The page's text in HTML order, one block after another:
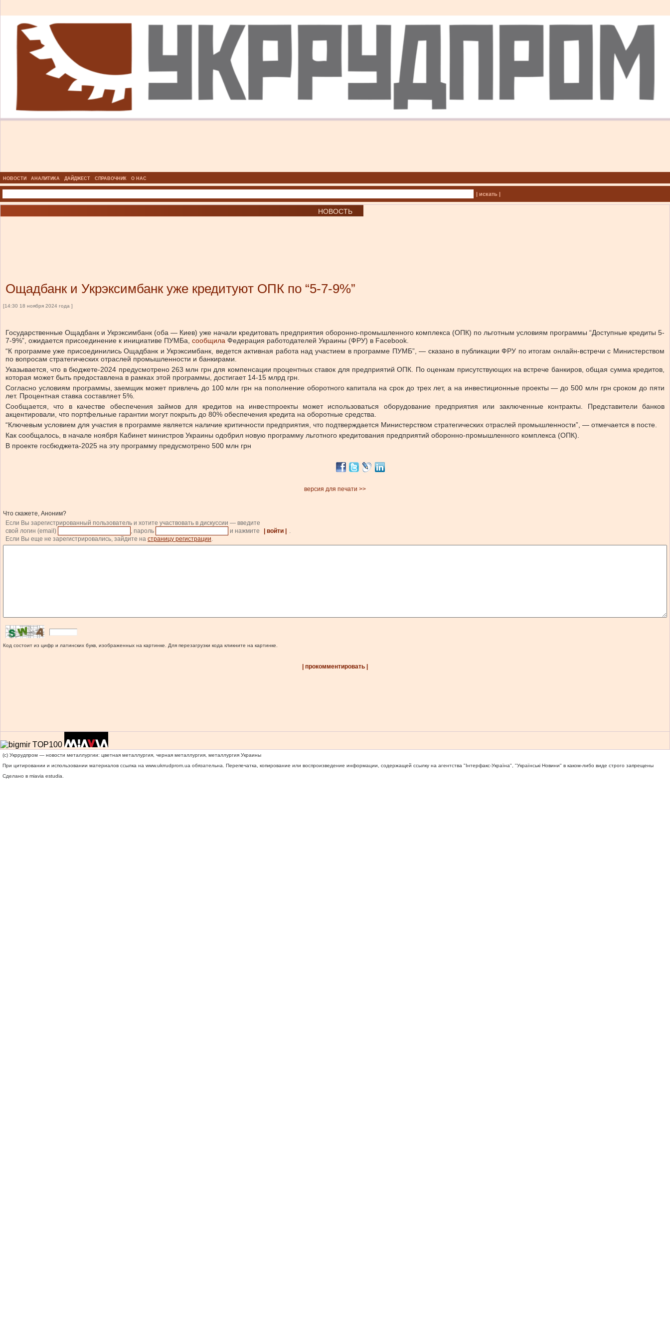
НОВОСТИ АНАЛИТИКА ДАЙДЖЕСТ СПРАВОЧНИК О НАС
| искать |
НОВОСТЬ
Ощадбанк и Укрэксимбанк уже кредитуют ОПК по “5-7-9%”
[14:30 18 ноября 2024 года ]
Государственные Ощадбанк и Укрэксимбанк (оба — Киев) уже начали кредитовать предприятия оборонно-промышленного комплекса (ОПК) по льготным условиям программы “Доступные кредиты 5-
7-9%”, ожидается присоединение к инициативе ПУМБа, сообщила Федерация работодателей Украины (ФРУ) в Facebook.
“К программе уже присоединились Ощадбанк и Укрэксимбанк, ведется активная работа над участием в программе ПУМБ”, — сказано в публикации ФРУ по итогам онлайн-встречи с Министерством
по вопросам стратегических отраслей промышленности и банкирами.
Указывается, что в бюджете-2024 предусмотрено 263 млн грн для компенсации процентных ставок для предприятий ОПК. По оценкам присутствующих на встрече банкиров, общая сумма кредитов,
которая может быть предоставлена в рамках этой программы, достигает 14-15 млрд грн.
Согласно условиям программы, заемщик может привлечь до 100 млн грн на пополнение оборотного капитала на срок до трех лет, а на инвестиционные проекты — до 500 млн грн сроком до пяти
лет. Процентная ставка составляет 5%.
Сообщается, что в качестве обеспечения займов для кредитов на инвестпроекты может использоваться оборудование предприятия или заключенные контракты. Представители банков
акцентировали, что портфельные гарантии могут покрыть до 80% обеспечения кредита на оборотные средства.
“Ключевым условием для участия в программе является наличие критичности предприятия, что подтверждается Министерством стратегических отраслей промышленности”, — отмечается в посте.
Как сообщалось, в начале ноября Кабинет министров Украины одобрил новую программу льготного кредитования предприятий оборонно-промышленного комплекса (ОПК).
В проекте госбюджета-2025 на эту программу предусмотрено 500 млн грн
версия для печати >>
Что скажете, Аноним?
Если Вы зарегистрированный пользователь и хотите участвовать в дискуссии — введите
свой логин (email)
, пароль и нажмите | войти |
.
Если Вы еще не зарегистрировались, зайдите на страницу регистрации.
Код состоит из цифр и латинских букв, изображенных на картинке. Для перезагрузки кода кликните на картинке.
| прокомментировать |
(c) Укррудпром — новости металлургии: цветная металлургия, черная металлургия, металлургия Украины
При цитировании и использовании материалов ссылка на www.ukrrudprom.ua обязательна. Перепечатка, копирование или воспроизведение информации, содержащей ссылку на агентства "Iнтерфакс-Україна", "Українськi Новини" в каком-либо виде строго запрещены
Сделано в miavia estudia.